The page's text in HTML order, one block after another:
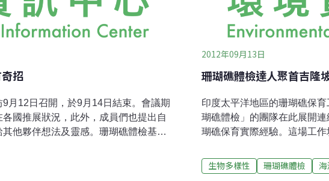
招
月12日召開，於9月14日結束。會議期
國推展狀況，此外，成員們也提出自
他夥伴想法及靈感。珊瑚礁體檢基金
重要，成功的經驗可達到鼓勵的效
不會步上後塵。泰國朱拉隆功大學
2012年09月13日
珊瑚礁體檢達人聚首吉隆
印度太平洋地區的珊瑚礁保
瑚礁體檢」的團隊在此展開
瑚礁保育實際經驗。這場工
揭開序幕， Hodgson針對全
球珊瑚礁區面臨最嚴重的問
生物多樣性 珊瑚礁體檢 海